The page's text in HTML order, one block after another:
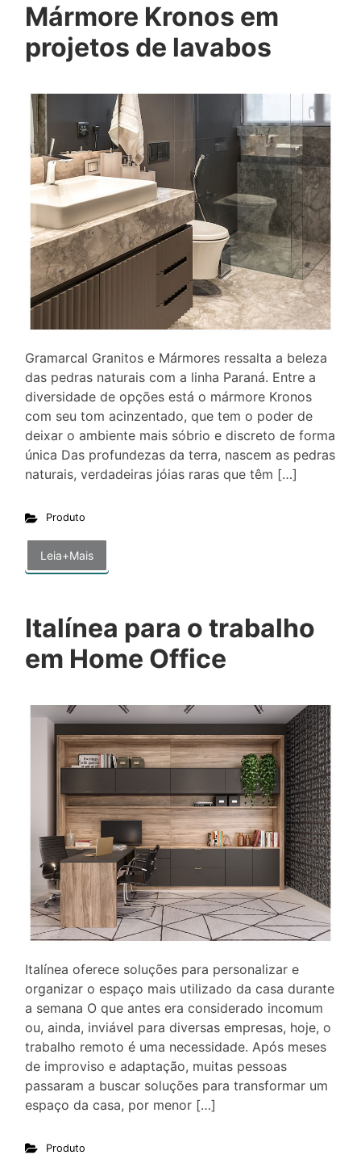
Mármore Kronos em
projetos de lavabos
Gramarcal Granitos e Mármores ressalta a beleza
das pedras naturais com a linha Paraná. Entre a
diversidade de opções está o mármore Kronos
com seu tom acinzentado, que tem o poder de
deixar o ambiente mais sóbrio e discreto de forma
única Das profundezas da terra, nascem as pedras
naturais, verdadeiras jóias raras que têm […]
Produto
Leia+Mais
Italínea para o trabalho
em Home Office
Italínea oferece soluções para personalizar e
organizar o espaço mais utilizado da casa durante
a semana O que antes era considerado incomum
ou, ainda, inviável para diversas empresas, hoje, o
trabalho remoto é uma necessidade. Após meses
de improviso e adaptação, muitas pessoas
passaram a buscar soluções para transformar um
espaço da casa, por menor […]
Produto